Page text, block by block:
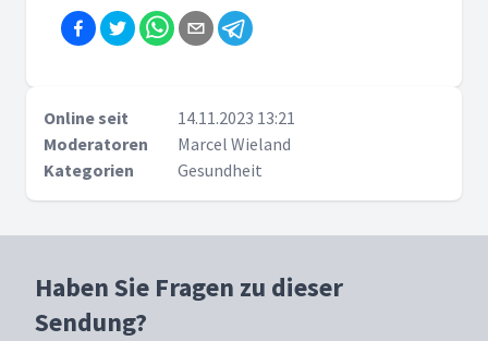
Online seit
14.11.2023 13:21
Moderatoren
Marcel Wieland
Kategorien
Gesundheit
Haben Sie Fragen zu dieser
Sendung?